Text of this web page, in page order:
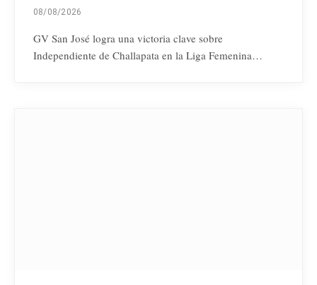
08/08/2026
GV San José logra una victoria clave sobre
Independiente de Challapata en la Liga Femenina…